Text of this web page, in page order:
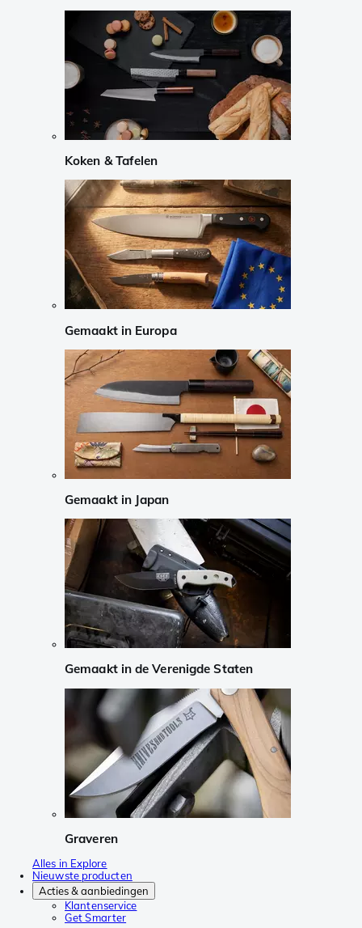
Koken & Tafelen
Gemaakt in Europa
Gemaakt in Japan
Gemaakt in de Verenigde Staten
Graveren
Alles in Explore
Nieuwste producten
Acties & aanbiedingen
Klantenservice
Get Smarter